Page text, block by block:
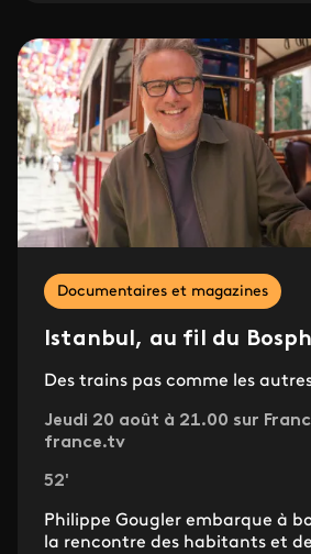
Documentaires et magazines
Istanbul, au fil du
Des trains pas comme les
Jeudi 20 août à 21.00 sur
france.tv
52'
Philippe Gougler embarque à
la rencontre des habitants et